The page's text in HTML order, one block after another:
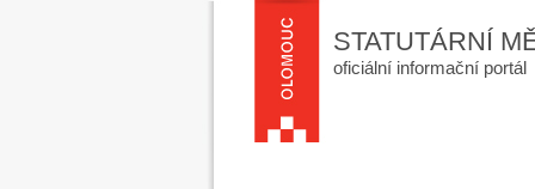
STATUTÁRNÍ
oficiální informační portál